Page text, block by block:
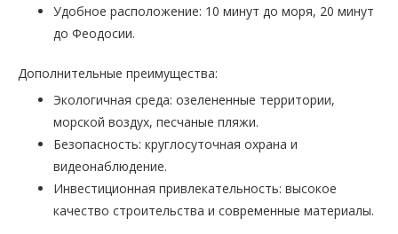
Удобное расположение: 10 минут до моря, 20 минут
до Феодосии.
Дополнительные преимущества:
Экологичная среда: озелененные территории,
морской воздух, песчаные пляжи.
Безопасность: круглосуточная охрана и
видеонаблюдение.
Инвестиционная привлекательность: высокое
качество строительства и современные материалы.